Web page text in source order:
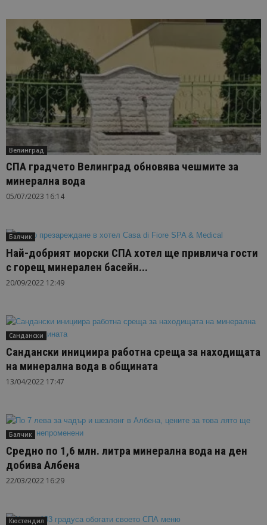
Велинград
СПА градчето Велинград обновява чешмите за
минерална вода
05/07/2023 16:14
Балчик
Най-добрият морски СПА хотел ще привлича гости
с горещ минерален басейн...
20/09/2022 12:49
Сандански
Сандански инициира работна среща за находищата
на минерална вода в общината
13/04/2022 17:47
Балчик
Средно по 1,6 млн. литра минерална вода на ден
добива Албена
22/03/2022 16:29
Кюстендил